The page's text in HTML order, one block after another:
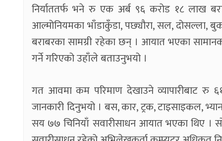
निर्याततर्फ भने रु एक अर्ब ९६ करोड १८ लाख
आल्मोनियमका भाँडाकुँडा, पछ्यौरा, सल, दोसल्ला,
बराबरका सामग्री रहेका छन् । आयात भएका
गर्ने गरिएको उहाँले बताउनुभयो ।
गत आवमा कम परिमाण देखाउने व्यापारीबाट रु
जानकारी दिनुभयो । बस, कार, ट्रक, टाइसाइकल,
सय ७७ चिनियाँ सवारीसाधन आयात भएका थिए ।